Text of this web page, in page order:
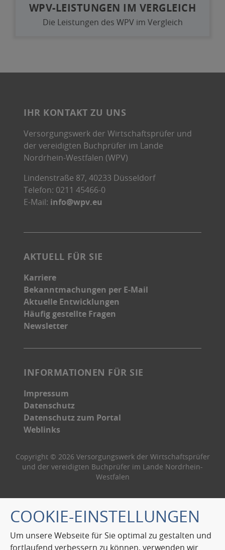
WPV-LEISTUNGEN IM VERGLEICH
Die Leistungen des WPV im Vergleich
INFORMATIONEN FÜR SIE
Impressum
Datenschutz
Datenschutz zum Portal
Weblinks
AKTUELL FÜR SIE
Karriere
Bekanntmachungen per E-Mail
Aktuelle Entwicklungen
Häufig gestellte Fragen
Newsletter
IHR KONTAKT ZU UNS
Versorgungswerk der Wirtschaftsprüfer und
der vereidigten Buchprüfer im Lande
Nordrhein-Westfalen (WPV)
Lindenstraße 87, 40233 Düsseldorf
Telefon: 0211 45466-0
E-Mail: info@wpv.eu
Copyright © 2026 Versorgungswerk der Wirtschaftsprüfer
und der vereidigten Buchprüfer im Lande Nordrhein-
Westfalen
COOKIE-EINSTELLUNGEN
Um unsere Webseite für Sie optimal zu gestalten und
fortlaufend verbessern zu können, verwenden wir